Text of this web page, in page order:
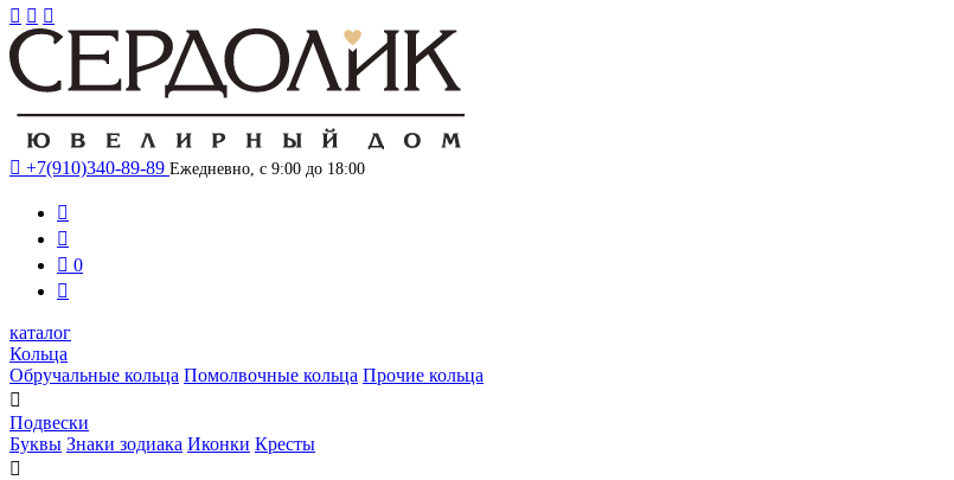
  
 +7(910)340-89-89 Ежедневно, с 9:00 до 18:00


 0

каталог
Кольца
Обручальные кольца Помолвочные кольца Прочие кольца

Подвески
Буквы Знаки зодиака Иконки Кресты
